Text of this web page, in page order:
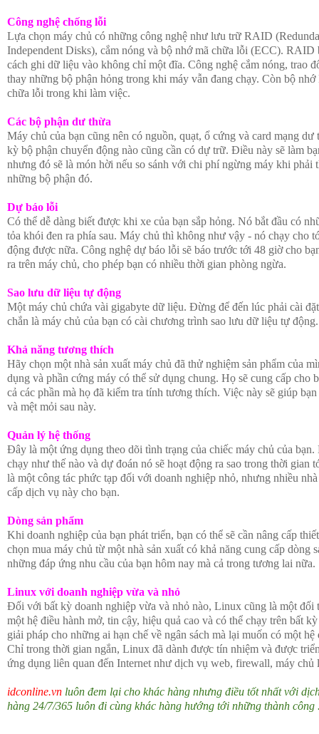
Công nghệ chống lỗi
Lựa chọn máy chủ có những công nghệ như lưu trữ RAID
Independent Disks), cắm nóng và bộ nhớ mã chữa lỗi (ECC). RAID
cách ghi dữ liệu vào không chỉ một đĩa. Công nghệ cắm nóng, trao
thay những bộ phận hỏng trong khi máy vẫn đang chạy. Còn bộ
chữa lỗi trong khi làm việc.
Các bộ phận dư thừa
Máy chủ của bạn cũng nên có nguồn, quạt, ổ cứng và card mạng dư
kỳ bộ phận chuyển động nào cũng cần có dự trữ. Điều này sẽ làm
nhưng đó sẽ là món hời nếu so sánh với chi phí ngừng máy khi phải
những bộ phận đó.
Dự báo lỗi
Có thể dễ dàng biết được khi xe của bạn sắp hỏng. Nó bắt đầu có
tỏa khói đen ra phía sau. Máy chủ thì không như vậy - nó chạy cho
động được nữa. Công nghệ dự báo lỗi sẽ báo trước tới 48 giờ cho
ra trên máy chủ, cho phép bạn có nhiều thời gian phòng ngừa.
Sao lưu dữ liệu tự động
Một máy chủ chứa vài gigabyte dữ liệu. Đừng để đến lúc phải cài
chắn là máy chủ của bạn có cài chương trình sao lưu dữ liệu tự động.
Khả năng tương thích
Hãy chọn một nhà sản xuất máy chủ đã thử nghiệm sản phẩm của
dụng và phần cứng máy có thể sử dụng chung. Họ sẽ cung cấp cho
cả các phần mà họ đã kiểm tra tính tương thích. Việc này sẽ giúp
và mệt mỏi sau này.
Quản lý hệ thống
Đây là một ứng dụng theo dõi tình trạng của chiếc máy chủ của bạn.
chạy như thế nào và dự đoán nó sẽ hoạt động ra sao trong thời gian
là một công tác phức tạp đối với doanh nghiệp nhỏ, nhưng nhiều
cấp dịch vụ này cho bạn.
Dòng sản phẩm
Khi doanh nghiệp của bạn phát triển, bạn có thể sẽ cần nâng cấp
chọn mua máy chủ từ một nhà sản xuất có khả năng cung cấp dòng
những đáp ứng nhu cầu của bạn hôm nay mà cả trong tương lai nữa.
Linux với doanh nghiệp vừa và nhỏ
Đối với bất kỳ doanh nghiệp vừa và nhỏ nào, Linux cũng là một đối
một hệ điều hành mở, tin cậy, hiệu quả cao và có thể chạy trên bất
giải pháp cho những ai hạn chế về ngân sách mà lại muốn có một hệ
Chỉ trong thời gian ngắn, Linux đã dành được tín nhiệm và được
ứng dụng liên quan đến Internet như dịch vụ web, firewall, máy chủ
idconline.vn luôn đem lại cho khác hàng nhưng điều tốt nhất với
hàng 24/7/365 luôn đi cùng khác hàng hướng tới những thành công